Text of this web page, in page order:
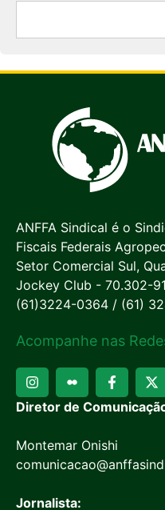
ANFFA Sindical é o
Fiscais Federais
Setor Comercial Sul,
Jockey Club - 70.302-
(61)3224-0364 / (61)
Acompanhe nas
Diretor de
Montemar Onishi
Jornalista: